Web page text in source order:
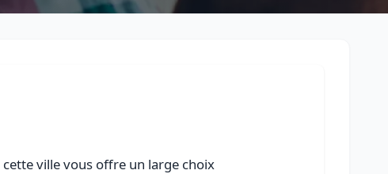
ville vous offre un large choix